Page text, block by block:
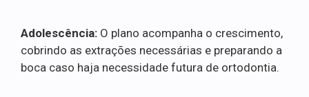
Adolescência: O plano acompanha o crescimento,
cobrindo as extrações necessárias e preparando a
boca caso haja necessidade futura de ortodontia.